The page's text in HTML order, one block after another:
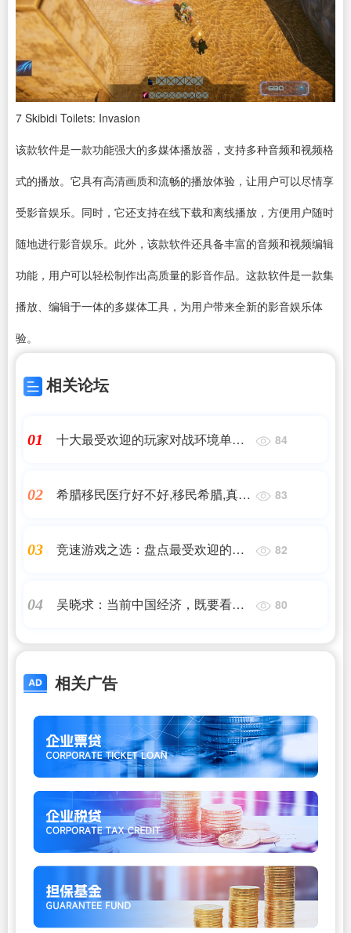
7 Skibidi Toilets: Invasion
该款软件是一款功能强大的多媒体播放器，支持多种音频和视频格
式的播放。它具有高清画质和流畅的播放体验，让用户可以尽情享
受影音娱乐。同时，它还支持在线下载和离线播放，方便用户随时
随地进行影音娱乐。此外，该款软件还具备丰富的音频和视频编辑
功能，用户可以轻松制作出高质量的影音作品。这款软件是一款集
播放、编辑于一体的多媒体工具，为用户带来全新的影音娱乐体
验。
相关论坛
01
十大最受欢迎的玩家对战环境单机
84
02
希腊移民医疗好不好,移民希腊,真实
83
03
竞速游戏之选：盘点最受欢迎的单
82
04
吴晓求：当前中国经济，既要看成
80
相关广告